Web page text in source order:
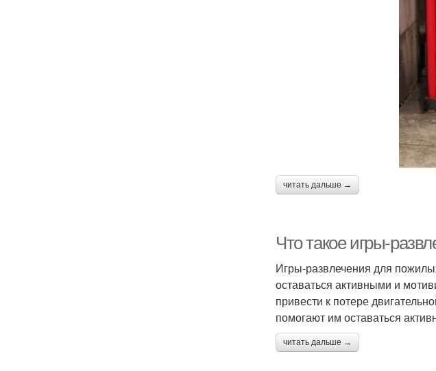
читать дальше →
Что такое игры-
Игры-развлечения для
оставаться активными и
привести к потере
помогают им оставаться
читать дальше →